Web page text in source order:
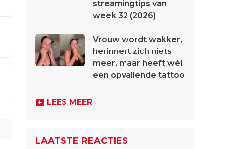
streamingtips van
week 32 (2026)
Vrouw wordt wakker,
herinnert zich niets
meer, maar heeft wél
een opvallende tattoo
LEES MEER
LAATSTE REACTIES